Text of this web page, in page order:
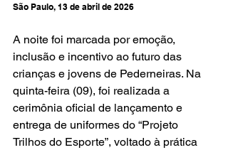
São Paulo, 13 de abril de 2026
A noite foi marcada por emoção,
inclusão e incentivo ao futuro das
crianças e jovens de Pederneiras. Na
quinta-feira (09), foi realizada a
cerimônia oficial de lançamento e
entrega de uniformes do “Projeto
Trilhos do Esporte”, voltado à prática